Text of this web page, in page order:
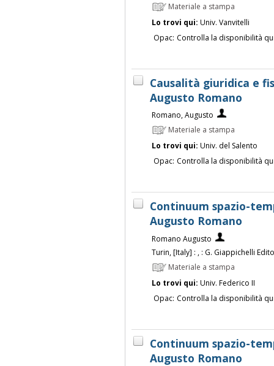
Materiale a stampa
Lo trovi qui: Univ. Vanvitelli
Opac: Controlla la disponibilità
Causalità giuridica e
Augusto Romano
Romano, Augusto
Materiale a stampa
Lo trovi qui: Univ. del Salento
Opac: Controlla la disponibilità
Continuum spazio-
Augusto Romano
Romano Augusto
Turin, [Italy] : , : G. Giappichelli
Materiale a stampa
Lo trovi qui: Univ. Federico II
Opac: Controlla la disponibilità
Continuum spazio-
Augusto Romano